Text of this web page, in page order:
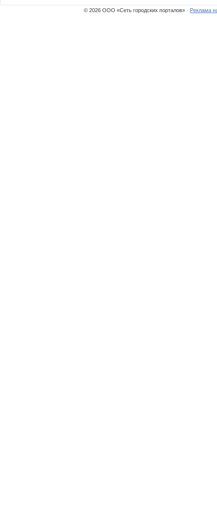
© 2026 ООО «Сеть городских порталов» · Реклама